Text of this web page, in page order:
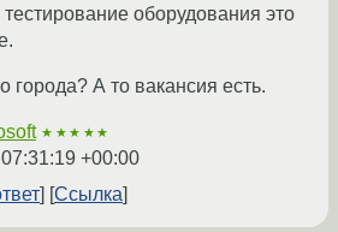
оборудования это
города? А то вакансия есть.
★★★★★
+00:00
Ссылка